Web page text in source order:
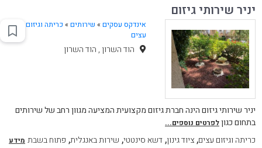
יניר שירותי גיזום
אינדקס עסקים » שירותים» כריתה וגיזום
עצים
הוד השרון , הוד השרון
יניר שירותי גיזום הינה חברת גיזום מקצועית המציעה מגוון רחב של שירותים
בתחום כגוןלפרטים נוספים...
כריתה וגיזום עצים,ציוד גינון,דשא סינטטי, שירות באנגלית, פתוח בשבת מידע